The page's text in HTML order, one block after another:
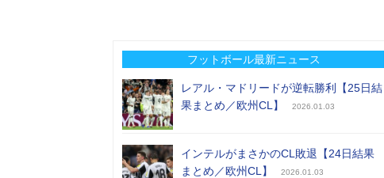
フットボール最新ニュース
レアル・マドリードが逆転勝利【25日結
果まとめ／欧州CL】
2026.01.03
インテルがまさかのCL敗退【24日結果
まとめ／欧州CL】
2026.01.03